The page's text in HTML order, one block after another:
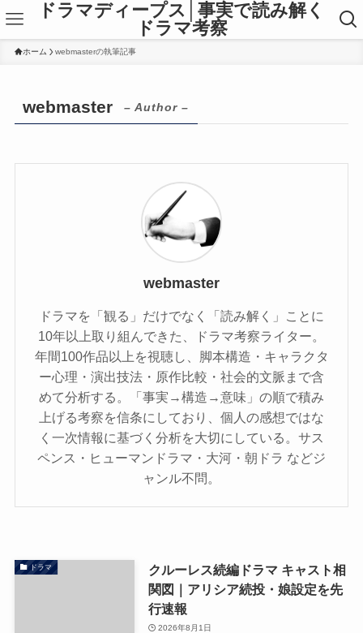
ドラマディープス│事実で読み解く
ドラマ考察
ホーム webmasterの執筆記事
webmaster – Author –
webmaster
ドラマを「観る」だけでなく「読み解く」ことに
10年以上取り組んできた、ドラマ考察ライター。
年間100作品以上を視聴し、脚本構造・キャラクタ
ー心理・演出技法・原作比較・社会的文脈まで含
めて分析する。「事実→構造→意味」の順で積み
上げる考察を信条にしており、個人の感想ではな
く一次情報に基づく分析を大切にしている。サス
ペンス・ヒューマンドラマ・大河・朝ドラ などジ
ャンル不問。
ドラマ
クルーレス続編ドラマ キャスト相
関図｜アリシア続投・娘設定を先
行速報
2026年8月1日